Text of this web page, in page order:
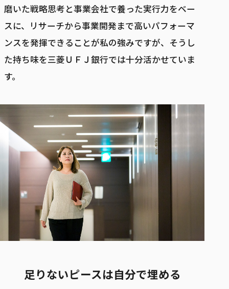
磨いた戦略思考と事業会社で養った実行力をベー
スに、リサーチから事業開発まで高いパフォーマ
ンスを発揮できることが私の強みですが、そうし
た持ち味を三菱ＵＦＪ銀行では十分活かせていま
す。
足りないピースは自分で埋める